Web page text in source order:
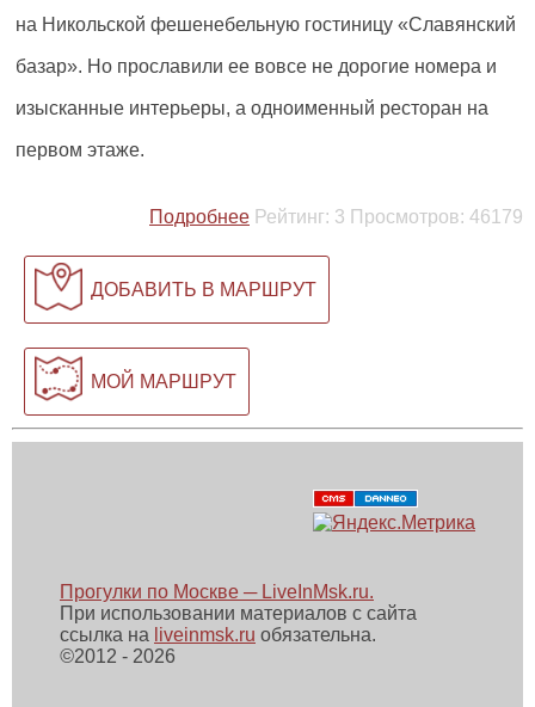
на Никольской фешенебельную гостиницу «Славянский
базар». Но прославили ее вовсе не дорогие номера и
изысканные интерьеры, а одноименный ресторан на
первом этаже.
Подробнее Рейтинг: 3 Просмотров: 46179
ДОБАВИТЬ В МАРШРУТ
МОЙ МАРШРУТ
Прогулки по Москве ─ LiveInMsk.ru.
При использовании материалов с сайта
ссылка на liveinmsk.ru обязательна.
©2012 - 2026